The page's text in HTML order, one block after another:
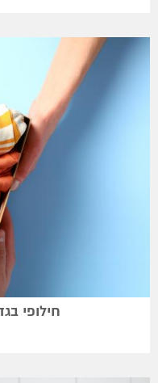
חילופי